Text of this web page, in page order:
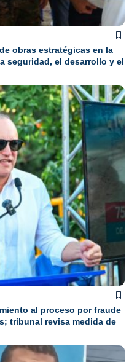
obras estratégicas en la
seguridad, el desarrollo y el
al proceso por fraude
tribunal revisa medida de